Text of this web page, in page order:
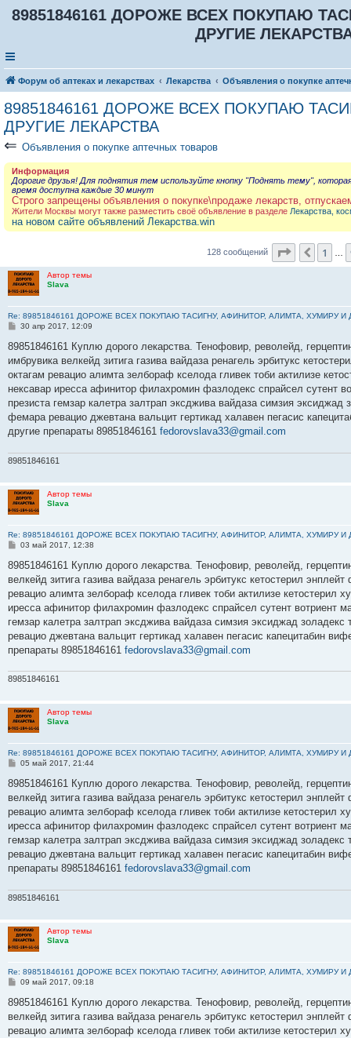
89851846161 ДОРОЖЕ ВСЕХ ПОКУПАЮ
ДРУГИЕ
Форум об аптеках и лекарствах Лекарства Объявления о покупке
89851846161 ДОРОЖЕ ВСЕХ ПОКУПАЮ
ДРУГИЕ ЛЕКАРСТВА
⇐ Объявления о покупке аптечных товаров
Информация
Дорогие друзья! Для поднятия тем используйте кнопку "Поднять тему",
время доступна каждые 30 минут
Строго запрещены объявления о покупке\продаже лекарств,
Жители Москвы могут также разместить своё объявление в разделе Лекарства,
на новом сайте объявлений Лекарства.win
128 сообщений Страница
Пред.
1
Автор темы
Slava
Re: 89851846161 ДОРОЖЕ ВСЕХ ПОКУПАЮ ТАСИГНУ, АФИНИТОР, АЛИМТА, ХУМИРУ И
С
о
щ
е
и
е
30 апр 2017, 12:09
89851846161 Куплю дорого лекарства. Тенофовир, револейд,
имбрувика велкейд зитига газива вайдаза ренагель эрбитукс
октагам ревацио алимта зелбораф кселода гливек тоби актилизе
нексавар иресса афинитор филахромин фазлодекс спрайсел сутент
презиста гемзар калетра залтрап эксджива вайдаза симзия
фемара ревацио джевтана вальцит гертикад халавен пегасис
другие препараты 89851846161 fedorovslava33@gmail.com
89851846161
Автор темы
Slava
Re: 89851846161 ДОРОЖЕ ВСЕХ ПОКУПАЮ ТАСИГНУ, АФИНИТОР, АЛИМТА, ХУМИРУ И
С
о
щ
е
и
е
03 май 2017, 12:38
89851846161 Куплю дорого лекарства. Тенофовир, револейд,
велкейд зитига газива вайдаза ренагель эрбитукс кетостерил
ревацио алимта зелбораф кселода гливек тоби актилизе кетостерил
иресса афинитор филахромин фазлодекс спрайсел сутент вотриент
гемзар калетра залтрап эксджива вайдаза симзия эксиджад
ревацио джевтана вальцит гертикад халавен пегасис капецитабин
препараты 89851846161 fedorovslava33@gmail.com
89851846161
Автор темы
Slava
Re: 89851846161 ДОРОЖЕ ВСЕХ ПОКУПАЮ ТАСИГНУ, АФИНИТОР, АЛИМТА, ХУМИРУ И
С
о
щ
е
и
е
05 май 2017, 21:44
89851846161 Куплю дорого лекарства. Тенофовир, револейд,
велкейд зитига газива вайдаза ренагель эрбитукс кетостерил
ревацио алимта зелбораф кселода гливек тоби актилизе кетостерил
иресса афинитор филахромин фазлодекс спрайсел сутент вотриент
гемзар калетра залтрап эксджива вайдаза симзия эксиджад
ревацио джевтана вальцит гертикад халавен пегасис капецитабин
препараты 89851846161 fedorovslava33@gmail.com
89851846161
Автор темы
Slava
Re: 89851846161 ДОРОЖЕ ВСЕХ ПОКУПАЮ ТАСИГНУ, АФИНИТОР, АЛИМТА, ХУМИРУ И
С
о
щ
е
09 май 2017, 09:18
89851846161 Куплю дорого лекарства. Тенофовир, револейд,
велкейд зитига газива вайдаза ренагель эрбитукс кетостерил
ревацио алимта зелбораф кселода гливек тоби актилизе кетостерил